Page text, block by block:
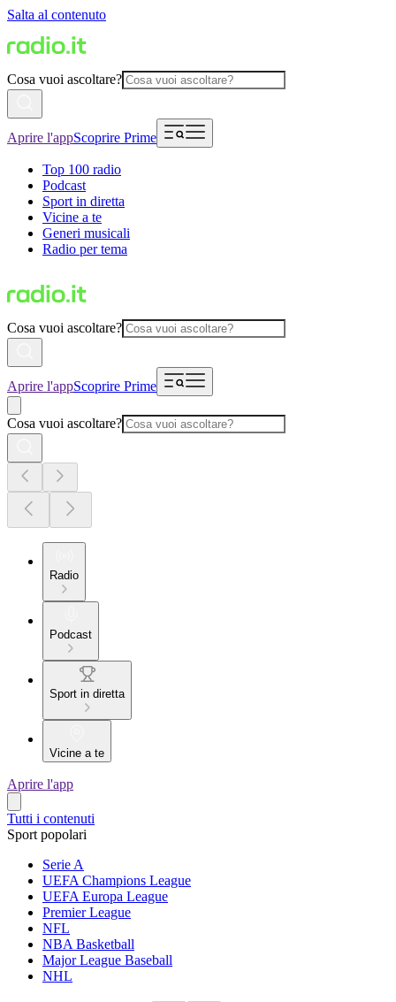
Salta al contenuto
Cosa vuoi ascoltare?
Aprire l'appScoprire Prime
Top 100 radio
Podcast
Sport in diretta
Vicine a te
Generi musicali
Radio per tema
Cosa vuoi ascoltare?
Aprire l'appScoprire Prime
Cosa vuoi ascoltare?
Radio
Podcast
Sport in diretta
Vicine a te
Aprire l'app
Tutti i contenuti
Sport popolari
Serie A
UEFA Champions League
UEFA Europa League
Premier League
NFL
NBA Basketball
Major League Baseball
NHL